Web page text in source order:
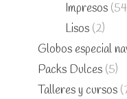
Impresos
Lisos (2)
Globos especial
Packs Dulces (5)
Talleres y cursos